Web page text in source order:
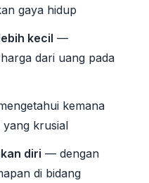
gaya hidup
kecil —
dari uang pada
kemana
yang krusial
diri — dengan
di bidang